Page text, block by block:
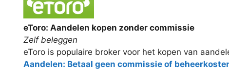
eToro: Aandelen kopen zonder commissie
Zelf beleggen
eToro is populaire broker voor het kopen van
Aandelen: Betaal geen commissie of